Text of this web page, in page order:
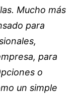
Mucho más
para
para
o
un simple